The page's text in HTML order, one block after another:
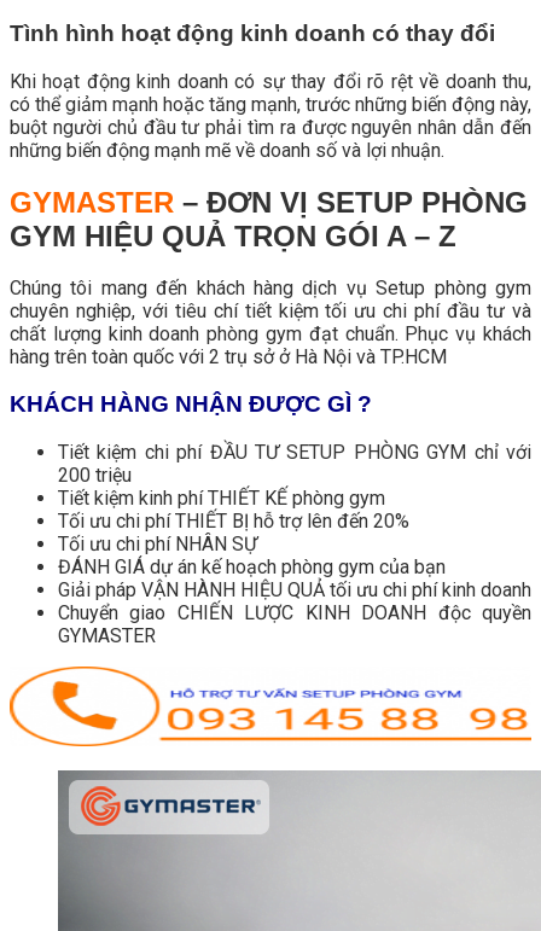
Tình hình hoạt động kinh doanh có thay đổi
Khi hoạt động kinh doanh có sự thay đổi rõ rệt về doanh thu,
có thể giảm mạnh hoặc tăng mạnh, trước những biến động này,
buột người chủ đầu tư phải tìm ra được nguyên nhân dẫn đến
những biến động mạnh mẽ về doanh số và lợi nhuận.
GYMASTER – ĐƠN VỊ SETUP PHÒNG
GYM HIỆU QUẢ TRỌN GÓI A – Z
Chúng tôi mang đến khách hàng dịch vụ Setup phòng gym
chuyên nghiệp, với tiêu chí tiết kiệm tối ưu chi phí đầu tư và
chất lượng kinh doanh phòng gym đạt chuẩn. Phục vụ khách
hàng trên toàn quốc với 2 trụ sở ở Hà Nội và TP.HCM
KHÁCH HÀNG NHẬN ĐƯỢC GÌ ?
Tiết kiệm chi phí ĐẦU TƯ SETUP PHÒNG GYM chỉ với
200 triệu
Tiết kiệm kinh phí THIẾT KẾ phòng gym
Tối ưu chi phí THIẾT BỊ hỗ trợ lên đến 20%
Tối ưu chi phí NHÂN SỰ
ĐÁNH GIÁ dự án kế hoạch phòng gym của bạn
Giải pháp VẬN HÀNH HIỆU QUẢ tối ưu chi phí kinh doanh
Chuyển giao CHIẾN LƯỢC KINH DOANH độc quyền
GYMASTER